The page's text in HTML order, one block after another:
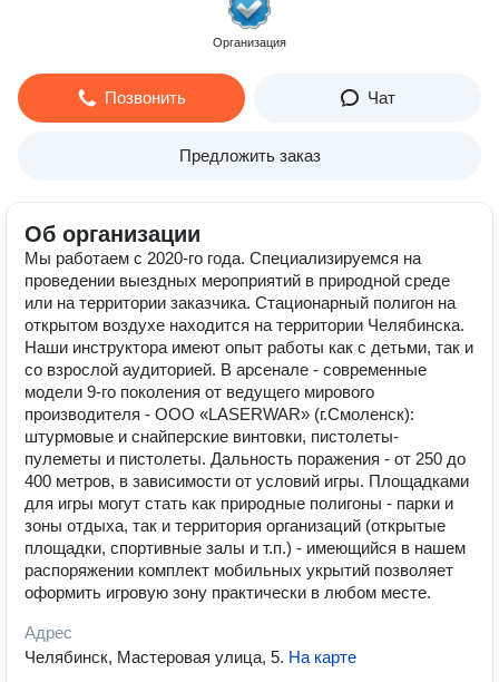
Организация
Позвонить Чат
Предложить заказ
Об организации
Мы работаем с 2020-го года. Специализируемся на
проведении выездных мероприятий в природной среде
или на территории заказчика. Стационарный полигон на
открытом воздухе находится на территории Челябинска.
Наши инструктора имеют опыт работы как с детьми, так и
со взрослой аудиторией. В арсенале - современные
модели 9-го поколения от ведущего мирового
производителя - ООО «LASERWAR» (г.Смоленск):
штурмовые и снайперские винтовки, пистолеты-
пулеметы и пистолеты. Дальность поражения - от 250 до
400 метров, в зависимости от условий игры. Площадками
для игры могут стать как природные полигоны - парки и
зоны отдыха, так и территория организаций (открытые
площадки, спортивные залы и т.п.) - имеющийся в нашем
распоряжении комплект мобильных укрытий позволяет
оформить игровую зону практически в любом месте.
Адрес
Челябинск, Мастеровая улица, 5. На карте